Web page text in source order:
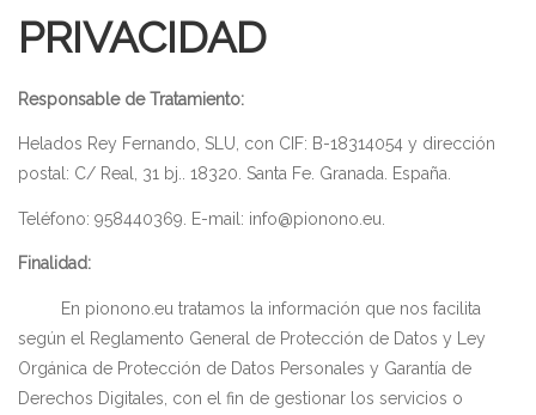
PRIVACIDAD
Responsable de Tratamiento:
Helados Rey Fernando, SLU , con CIF: B-18314054 y dirección
postal: C/ Real, 31 bj. 18320 Santa Fe Granada . España.
Teléfono: 958440369 . E-mail: info@pionono.eu
Finalidad:
En pionono.eu tratamos la información que nos facilita
según el Reglamento General de Protección de Datos y Ley
Orgánica de Protección de Datos Personales y Garantía de
Derechos Digitales, con el fin de gestionar los servicios o